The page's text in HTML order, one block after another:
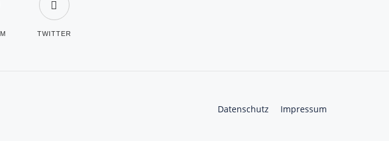
TWITTER
Datenschutz Impressum